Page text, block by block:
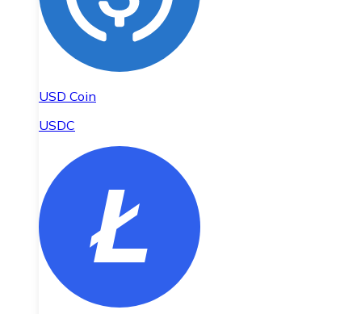
USD Coin
USDC